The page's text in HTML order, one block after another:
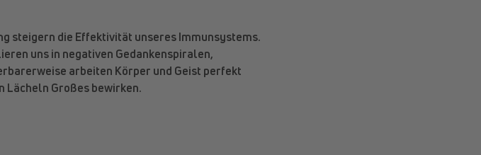
steigern die Effektivität unseres Immunsystems.
uns in negativen Gedankenspiralen,
arbeiten Körper und Geist perfekt
Lächeln Großes bewirken.